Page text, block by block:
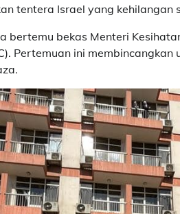
tentera Israel yang kehilangan
bertemu bekas Menteri
Pertemuan ini